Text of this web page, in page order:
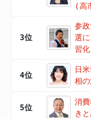
(高
3位
参
選
習
4位
日
相
5位
消
き